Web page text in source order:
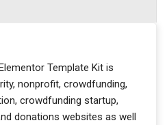
Template Kit is
nonprofit, crowdfunding,
crowdfunding startup,
donations websites as well